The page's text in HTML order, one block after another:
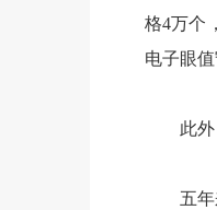
格4万个
电子眼
此
五